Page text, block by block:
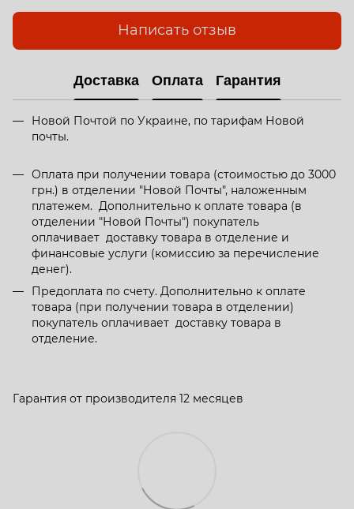
Написать отзыв
Доставка Оплата Гарантия
Новой Почтой по Украине, по тарифам Новой
почты.
Оплата при получении товара (стоимостью до 3000
грн.) в отделении "Новой Почты", наложенным
платежем. Дополнительно к оплате товара (в
отделении "Новой Почты") покупатель
оплачивает доставку товара в отделение и
финансовые услуги (комиссию за перечисление
денег).
Предоплата по счету. Дополнительно к оплате
товара (при получении товара в отделении)
покупатель оплачивает доставку товара в
отделение.
Гарантия от производителя 12 месяцев